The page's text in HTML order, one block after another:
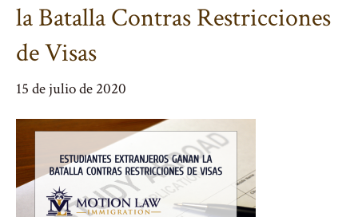
la Batalla Contras Restricciones
de Visas
15 de julio de 2020